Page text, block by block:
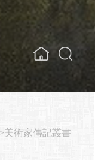
美術家傳記叢書